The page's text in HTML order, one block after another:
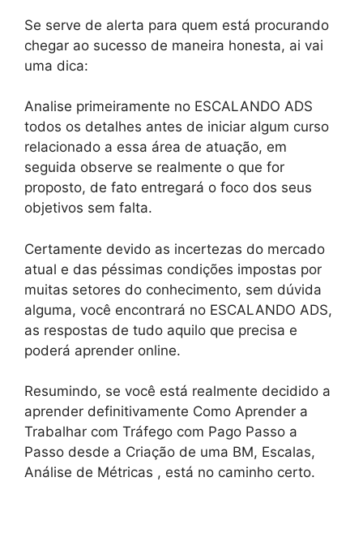
Se serve de alerta para quem está procurando
chegar ao sucesso de maneira honesta, ai vai
uma dica:
Analise primeiramente no ESCALANDO ADS
todos os detalhes antes de iniciar algum curso
relacionado a essa área de atuação, em
seguida observe se realmente o que for
proposto, de fato entregará o foco dos seus
objetivos sem falta.
Certamente devido as incertezas do mercado
atual e das péssimas condições impostas por
muitas setores do conhecimento, sem dúvida
alguma, você encontrará no ESCALANDO ADS,
as respostas de tudo aquilo que precisa e
poderá aprender online.
Resumindo, se você está realmente decidido a
aprender definitivamente Como Aprender a
Trabalhar com Tráfego com Pago Passo a
Passo desde a Criação de uma BM, Escalas,
Análise de Métricas , está no caminho certo.